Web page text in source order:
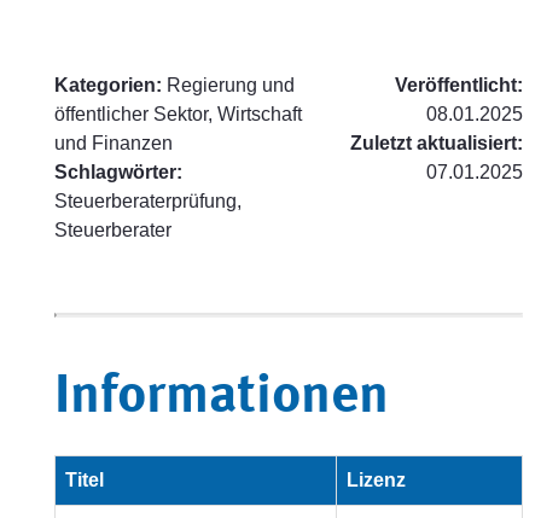
Kategorien: Regierung und
öffentlicher Sektor, Wirtschaft
und Finanzen
Schlagwörter:
Steuerberaterprüfung,
Steuerberater
Veröffentlicht:
08.01.2025
Zuletzt aktualisiert:
07.01.2025
Informationen
Titel Lizenz